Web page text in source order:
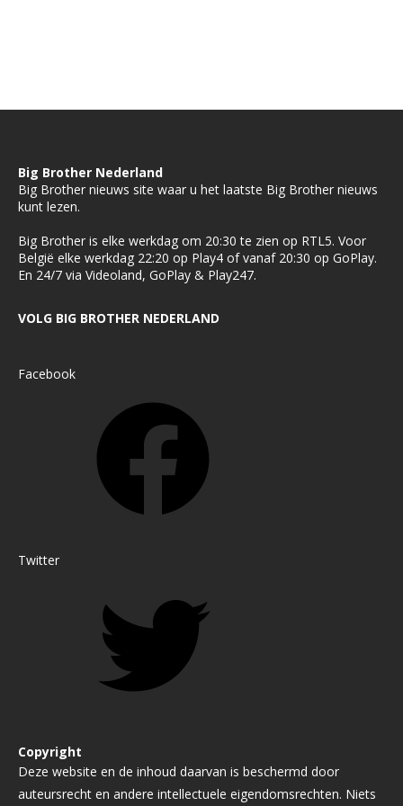
Big Brother Nederland
Big Brother nieuws site waar u het laatste Big Brother nieuws
kunt lezen.
Big Brother is elke werkdag om 20:30 te zien op RTL5. Voor
België elke werkdag 22:20 op Play4 of vanaf 20:30 op GoPlay.
En 24/7 via Videoland, GoPlay & Play247.
VOLG BIG BROTHER NEDERLAND
Facebook
Twitter
Copyright
Deze website en de inhoud daarvan is beschermd door
auteursrecht en andere intellectuele eigendomsrechten. Niets